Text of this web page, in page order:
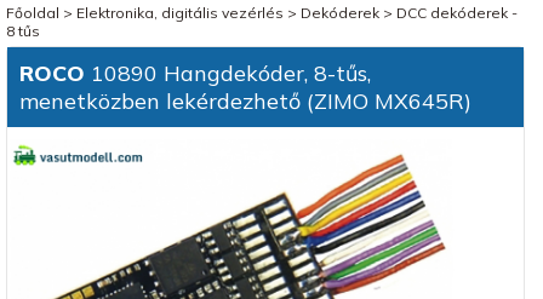
Főoldal > Elektronika, digitális vezérlés > Dekóderek> DCC dekóderek -
8 tűs
ROCO 10890 Hangdekóder, 8-tűs,
menetközben lekérdezhető (ZIMO MX645R)